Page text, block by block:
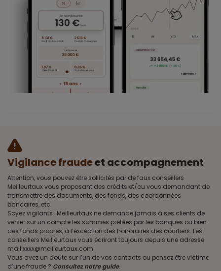
Vigilance fraudeet accompagnement
Attention, vous pouvez être sollicités par de faux conseillers
Meilleurtaux vous proposant des crédits et/ou vous demandant de
transmettre des documents, des fonds, des coordonnées
bancaires, etc.
Soyez vigilants · Meilleurtaux ne demande jamais à ses clients de
verser sur un compte les sommes prêtées par les banques ou bien
des fonds propres, à l’exception des honoraires des courtiers. Les
conseillers Meilleurtaux vous écriront toujours depuis une adresse
mail xxxx@meilleurtaux.com
Vous avez un doute sur l’un de vos contacts ou pensez être victime
d’une fraude ? Consultez notre guide.